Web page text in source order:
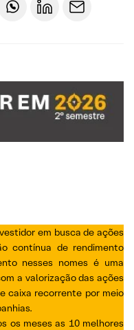
em busca de ações
contínua de rendimento
nesses nomes é uma
a valorização das ações
caixa recorrente por meio
os meses as 10 melhores